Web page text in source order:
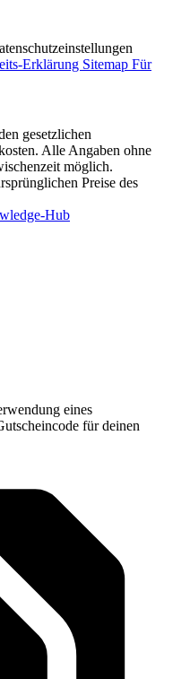
Erklärung Sitemap Für
gesetzlichen
Alle Angaben ohne
möglich.
Preise des
Hub
eines
für deinen